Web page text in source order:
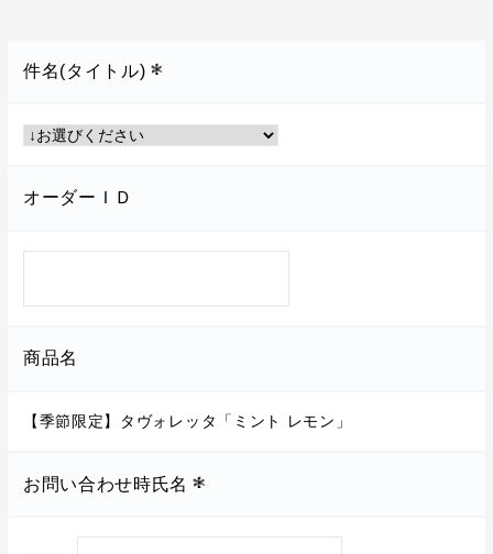
件名(タイトル)
オーダーＩＤ
商品名
【季節限定】タヴォレッタ「ミント レモン」
お問い合わせ時氏名